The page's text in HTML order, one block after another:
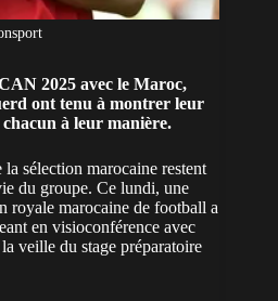
2025 avec le Maroc,
ont tenu à montrer leur
à leur manière.
la sélection marocaine restent
du groupe. Ce lundi, une
royale marocaine de football a
en visioconférence avec
veille du stage préparatoire